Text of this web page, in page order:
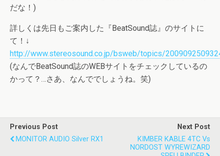
だな！)
詳しくは先日もご案内した『BeatSound誌』のサイトに
て！↓
http://www.stereosound.co.jp/bsweb/topics/
(なんでBeatSound誌のWEBサイトをチェックしているの
かって？…さあ、なんででしょうね。笑)
Previous Post
MONITOR AUDIO Silver RX1
Next Post
KIMBER KABLE 4TC Vs
NORDOST WYREWIZARD